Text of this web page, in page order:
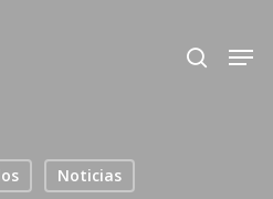
search
Noticias
Close